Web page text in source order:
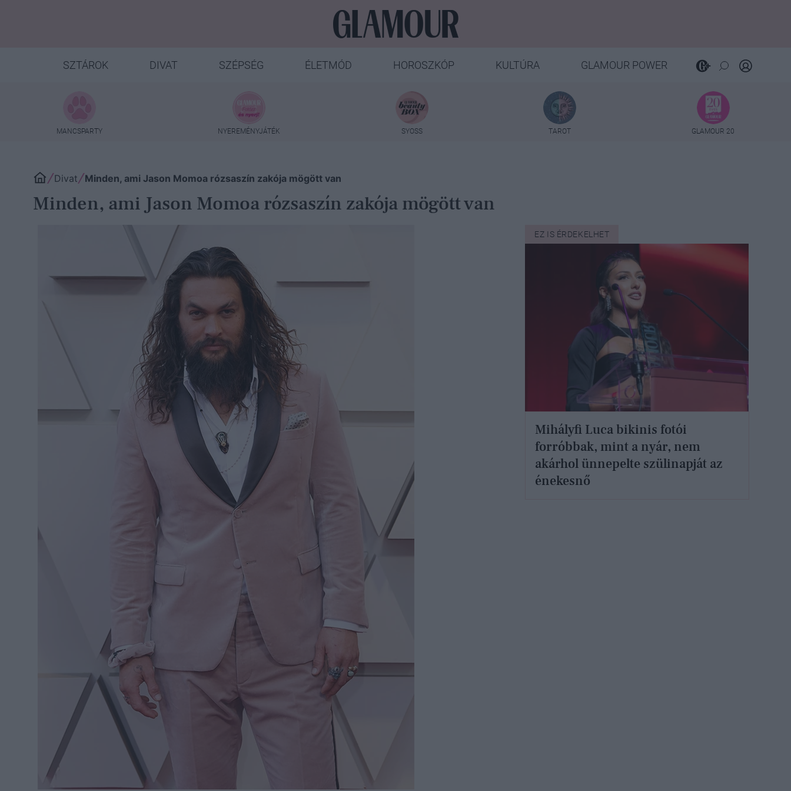
SZTÁROK DIVAT SZÉPSÉG ÉLETMÓD HOROSZKÓP KULTÚRA GLAMOUR POWER
MANCSPARTY NYEREMÉNYJÁTÉK SYOSS TAROT GLAMOUR 20
Divat Minden, ami Jason Momoa rózsaszín zakója mögött van
Minden, ami Jason Momoa rózsaszín zakója mögött van
EZ IS ÉRDEKELHET
Mihályfi Luca bikinis fotói
forróbbak, mint a nyár, nem
akárhol ünnepelte szülinapját az
énekesnő